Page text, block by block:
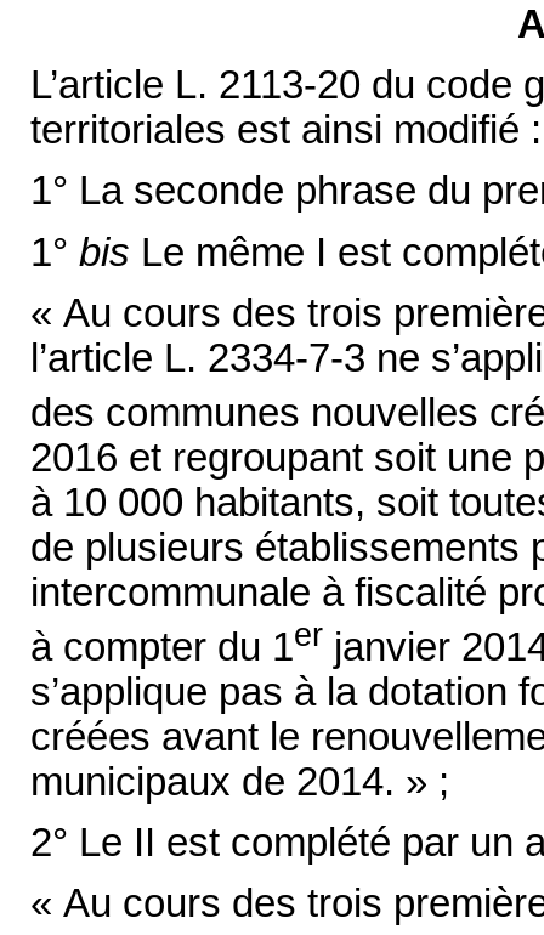
L’article L. 2113-20 du code
territoriales est ainsi modifié :
1° La seconde phrase du
1° bis Le même I est
« Au cours des trois
l’article L. 2334-7-3 ne
des communes nouvelles
2016 et regroupant soit une
à 10 000 habitants, soit
de plusieurs établissements
intercommunale à fiscalité
à compter du 1er janvier
s’applique pas à la dotation
créées avant le
municipaux de 2014. » ;
2° Le II est complété par un
« Au cours des trois